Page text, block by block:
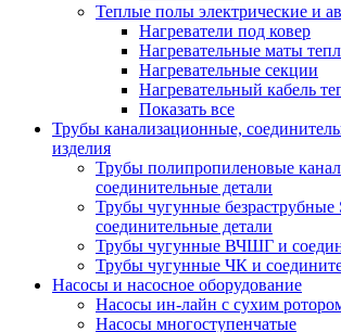
Теплые полы электрические и
Нагреватели под ковер
Нагревательные маты
Нагревательные секции
Нагревательный кабель
Показать все
Трубы канализационные,
изделия
Трубы полипропиленовые
соединительные детали
Трубы чугунные безраструбные
соединительные детали
Трубы чугунные ВЧШГ и
Трубы чугунные ЧК и
Насосы и насосное оборудование
Насосы ин-лайн с сухим
Насосы многоступенчатые